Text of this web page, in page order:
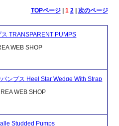
TOPページ| 1 2| 次のページ
TRANSPARENT PUMPS
WEB SHOP
ンプス Heel Star Wedge With Strap
WEB SHOP
Studded Pumps